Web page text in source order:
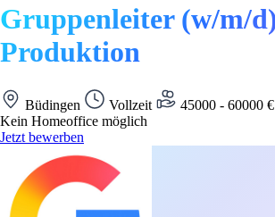
Gruppenleiter (w/m/
Produktion
Büdingen Vollzeit
45000 - 60000
Kein Homeoffice möglich
Jetzt bewerben